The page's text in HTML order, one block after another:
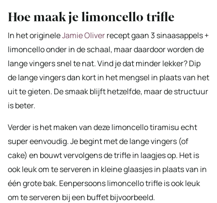
Hoe maak je limoncello trifle
In het origineleJamie Oliverrecept gaan 3 sinaasappels +
limoncello onder in de schaal, maar daardoor worden de
lange vingers snel te nat. Vind je dat minder lekker? Dip
de lange vingers dan kort in het mengsel in plaats van het
uit te gieten. De smaak blijft hetzelfde, maar de structuur
is beter.
Verder is het maken van deze limoncello tiramisu echt
super eenvoudig. Je begint met de lange vingers (of
cake) en bouwt vervolgens de trifle in laagjes op. Het is
ook leuk om te serveren in kleine glaasjes in plaats van in
één grote bak. Eenpersoons limoncello trifle is ook leuk
om te serveren bij een buffet bijvoorbeeld.